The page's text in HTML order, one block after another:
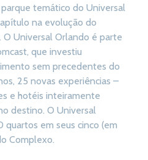
temático do Universal
na evolução do
Universal Orlando é parte
que investiu
sem precedentes do
25 novas experiências –
e hotéis inteiramente
destino. O Universal
em seus cinco (em
Complexo.